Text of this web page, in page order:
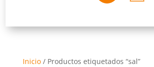
Inicio/ Productos etiquetados “sal”